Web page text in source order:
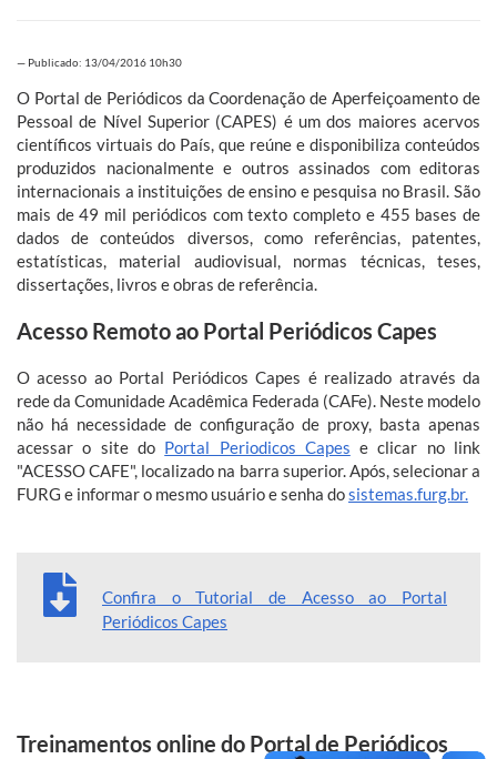
— Publicado: 13/04/2016 10h30
O Portal de Periódicos da Coordenação de Aperfeiçoamento de
Pessoal de Nível Superior (CAPES) é um dos maiores acervos
científicos virtuais do País, que reúne e disponibiliza conteúdos
produzidos nacionalmente e outros assinados com editoras
internacionais a instituições de ensino e pesquisa no Brasil. São
mais de 49 mil periódicos com texto completo e 455 bases de
dados de conteúdos diversos, como referências, patentes,
estatísticas, material audiovisual, normas técnicas, teses,
dissertações, livros e obras de referência.
Acesso Remoto ao Portal Periódicos Capes
O acesso ao Portal Periódicos Capes é realizado através da
rede da ComunidadeAcadêmica Federada (CAFe). Neste modelo
não há necessidade de configuração de proxy, basta apenas
acessar o site do Portal Periodicos Capes e clicar no link
"ACESSO CAFE", localizado na barra superior. Após, selecionar a
FURG e informar o mesmo usuário e senha dosistemas.furg.br.
Confira o Tutorial de Acesso ao Portal
Periódicos Capes
Treinamentos online do Portal de Periódicos